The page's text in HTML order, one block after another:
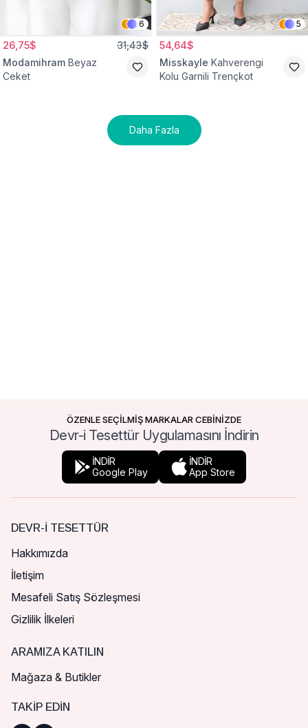
6
26,75$ 31,43$
Modamihram Beyaz
Ceket
5
54,64$
Misskayle Kahverengi
Kolu Garnili Trençkot
Daha Fazla
ÖZENLE SEÇİLMİŞ MARKALAR CEBİNİZDE
Devr-i Tesettür Uygulamasını İndirin
İNDİR
Google Play
İNDİR
App Store
DEVR-I TESETTÜR
Hakkımızda
İletişim
Mesafeli Satış Sözleşmesi
Gizlilik İlkeleri
ARAMIZA KATILIN
Mağaza & Butikler
TAKIP EDIN